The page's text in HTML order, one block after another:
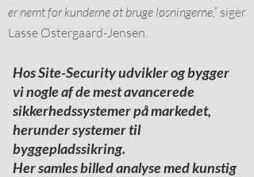
er nemt for kunderne at bruge løsningerne,” siger
Lasse Østergaard-Jensen.
Hos Site-Security udvikler og bygger
vi nogle af de mest avancerede
sikkerhedssystemer på markedet,
herunder systemer til
byggepladssikring.
Her samles billed analyse med kunstig